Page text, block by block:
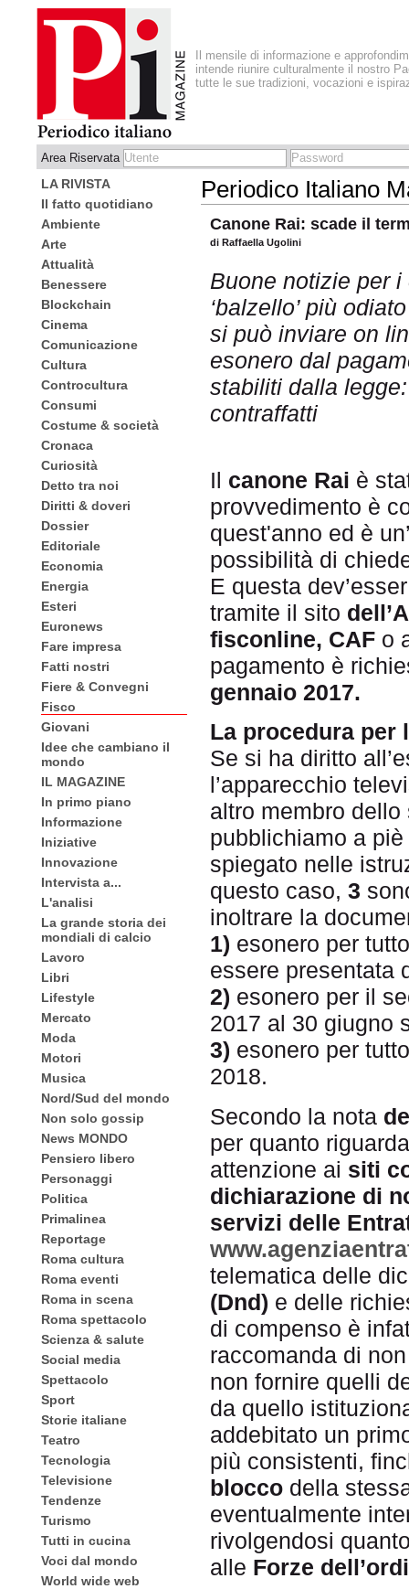
Il mensile di informazione e
intende riunire culturalmente il nostro
tutte le sue tradizioni, vocazioni e
Area Riservata
LA RIVISTA
Il fatto quotidiano
Ambiente
Arte
Attualità
Benessere
Blockchain
Cinema
Comunicazione
Cultura
Controcultura
Consumi
Costume & società
Cronaca
Curiosità
Detto tra noi
Diritti & doveri
Dossier
Editoriale
Economia
Energia
Esteri
Euronews
Fare impresa
Fatti nostri
Fiere & Convegni
Fisco
Giovani
Idee che cambiano il
mondo
IL MAGAZINE
In primo piano
Informazione
Iniziative
Innovazione
Intervista a...
L'analisi
La grande storia dei
mondiali di calcio
Lavoro
Libri
Lifestyle
Mercato
Moda
Motori
Musica
Nord/Sud del mondo
Non solo gossip
News MONDO
Pensiero libero
Personaggi
Politica
Primalinea
Reportage
Roma cultura
Roma eventi
Roma in scena
Roma spettacolo
Scienza & salute
Social media
Spettacolo
Sport
Storie italiane
Teatro
Tecnologia
Televisione
Tendenze
Turismo
Tutti in cucina
Voci dal mondo
World wide web
Periodico Italiano
Canone Rai: scade il
di Raffaella Ugolini
Buone notizie per
‘balzello’ più
si può inviare on
esonero dal
stabiliti dalla
contraffatti
Il canone Rai è
provvedimento è
quest'anno ed è
possibilità di
E questa
tramite il sito
fisconline, CAF o
pagamento è
gennaio 2017.
La procedura per
Se si ha diritto
l’apparecchio
altro membro
pubblichiamo a
spiegato nelle
questo caso, 3
inoltrare la
1) esonero per
essere presentata
2) esonero per il
2017 al 30 giugno
3) esonero per
2018.
Secondo la nota
per quanto
attenzione ai siti
dichiarazione di
servizi delle
telematica delle
(Dnd) e delle
di compenso è
raccomanda di
non fornire quelli
da quello
addebitato un
più consistenti,
blocco della
eventualmente
rivolgendosi
alle Forze